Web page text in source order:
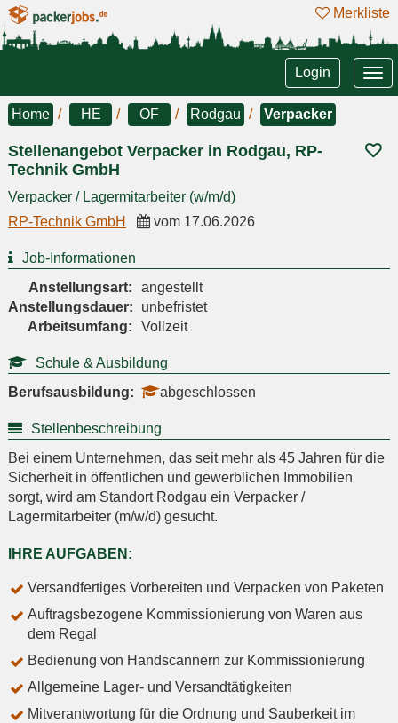
Merkliste
Login
Home HE OF Rodgau Verpacker
Stellenangebot Verpacker in Rodgau, RP-
Technik GmbH
Verpacker / Lagermitarbeiter (w/m/d)
RP-Technik GmbH
vom 17.06.2026
Job-Informationen
Anstellungsart:
angestellt
Anstellungsdauer:
unbefristet
Arbeitsumfang:
Vollzeit
Schule & Ausbildung
Berufsausbildung:
abgeschlossen
Stellenbeschreibung
Bei einem Unternehmen, das seit mehr als 45 Jahren für die
Sicherheit in öffentlichen und gewerblichen Immobilien
sorgt, wird am Standort Rodgau ein Verpacker /
Lagermitarbeiter (m/w/d) gesucht.
IHRE AUFGABEN:
Versandfertiges Vorbereiten und Verpacken von Paketen
Auftragsbezogene Kommissionierung von Waren aus
dem Regal
Bedienung von Handscannern zur Kommissionierung
Allgemeine Lager- und Versandtätigkeiten
Mitverantwortung für die Ordnung und Sauberkeit im